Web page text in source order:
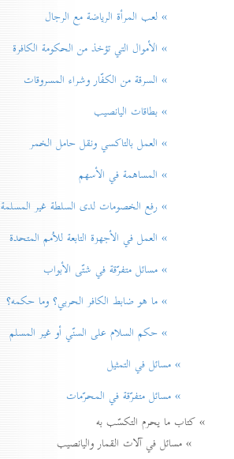
» لعب المرأة الرياضة مع الرجال
» الأموال التي تؤخذ من الحكومة الكافرة
» السرقة من الكفّار وشراء المسروقات
» بطاقات اليانصيب
» العمل بالتاكسي ونقل حامل الخمر
» المساهمة في الأسهم
» رفع الخصومات لدی السلطة غير المسلمة
» العمل في الأجهزة التابعة للاُمم المتحدة
» مسائل متفرّقة في شتّی الأبواب
» ما هو ضابط الكافر الحربي؟ وما حكمه؟
» حكم السلام علی السنّي أو غير المسلم
» مسائل في التمثيل
» مسائل متفرّقة في المحرّمات
» كتاب ما يحرم التكسّب به
» مسائل في آلات القمار واليانصيب